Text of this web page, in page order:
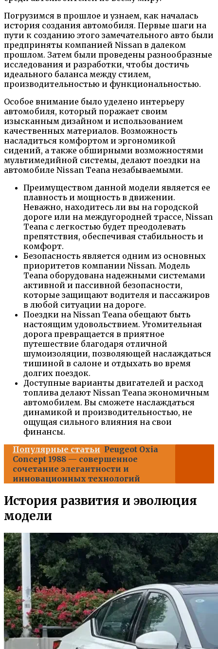
Погрузимся в прошлое и узнаем, как началась
история создания автомобиля. Первые шаги на
пути к созданию этого замечательного авто были
предприняты компанией Nissan в далеком
прошлом. Затем были проведены разнообразные
исследования и разработки, чтобы достичь
идеального баланса между стилем,
производительностью и функциональностью.
Особое внимание было уделено интерьеру
автомобиля, который поражает своим
изысканным дизайном и использованием
качественных материалов. Возможность
насладиться комфортом и эргономикой
сидений, а также обширными возможностями
мультимедийной системы, делают поездки на
автомобиле Nissan Teana незабываемыми.
Преимуществом данной модели является ее
плавность и мощность в движении.
Неважно, находитесь ли вы на городской
дороге или на междугородней трассе, Nissan
Teana с легкостью будет преодолевать
препятствия, обеспечивая стабильность и
комфорт.
Безопасность является одним из основных
приоритетов компании Nissan. Модель
Teana оборудована надежными системами
активной и пассивной безопасности,
которые защищают водителя и пассажиров
в любой ситуации на дороге.
Поездки на Nissan Teana обещают быть
настоящим удовольствием. Утомительная
дорога превращается в приятное
путешествие благодаря отличной
шумоизоляции, позволяющей наслаждаться
тишиной в салоне и отдыхать во время
долгих поездок.
Доступные варианты двигателей и расход
топлива делают Nissan Teana экономичным
автомобилем. Вы сможете наслаждаться
динамикой и производительностью, не
ощущая сильного влияния на свои
финансы.
Популярные статьи Peugeot Oxia
Concept 1988 — совершенное
сочетание элегантности и
инновационных технологий
История развития и эволюция
модели